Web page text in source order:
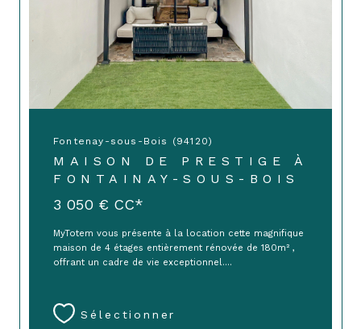
Fontenay-sous-Bois (94120)
MAISON DE PRESTIGE À
FONTAINAY-SOUS-BOIS
3 050 € CC*
MyTotem vous présente à la location cette magnifique
maison de 4 étages entièrement rénovée de 180m² ,
offrant un cadre de vie exceptionnel....
Sélectionner